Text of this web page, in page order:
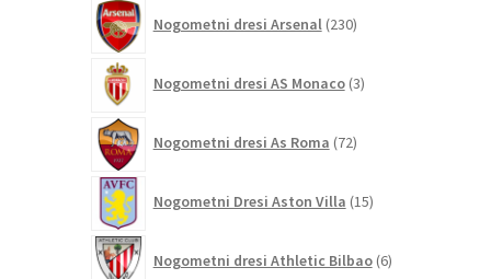
Nogometni dresi Arsenal 230izdelkov
Nogometni dresi AS Monaco 3izdelki
Nogometni dresi As Roma 72izdelkov
Nogometni Dresi Aston Villa 15izdelkov
Nogometni dresi Athletic Bilbao 6izdelkov